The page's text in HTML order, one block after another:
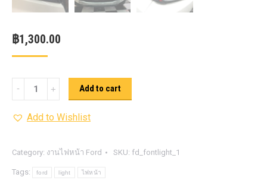
฿1,300.00
ครอบ
ไฟ
FORD
RG
EV
Add to cart
Add to Wishlist
Category: งานไฟหน้า Ford SKU: fd_fontlight_1
Tags: ford light ไฟหน้า